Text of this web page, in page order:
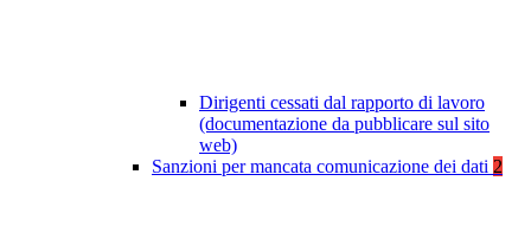
Dirigenti cessati dal rapporto di lavoro
(documentazione da pubblicare sul sito
web)
Sanzioni per mancata comunicazione dei dati 2